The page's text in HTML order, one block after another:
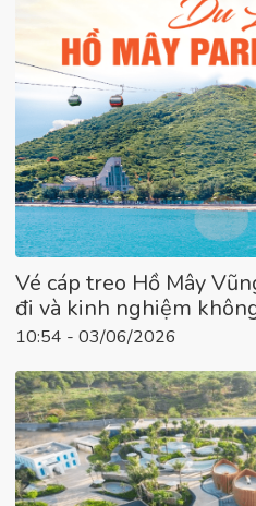
Vé cáp treo Hồ Mây
đi và kinh nghiệm
10:54 - 03/06/2026